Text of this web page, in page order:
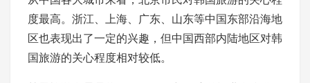
度最高。浙江、上海、广东、山东等中国东部沿海地
区也表现出了一定的兴趣，但中国西部内陆地区对韩
国旅游的关心程度相对较低。